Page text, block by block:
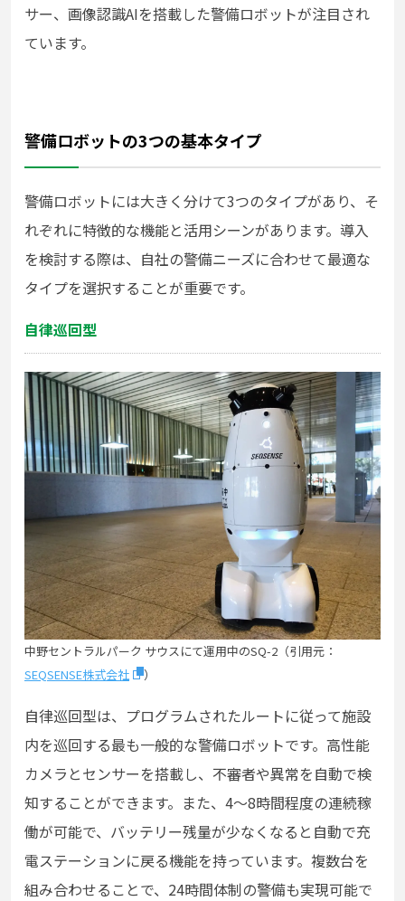
サー、画像認識AIを搭載した警備ロボットが注目され
ています。
警備ロボットの3つの基本タイプ
警備ロボットには大きく分けて3つのタイプがあり、そ
れぞれに特徴的な機能と活用シーンがあります。導入
を検討する際は、自社の警備ニーズに合わせて最適な
タイプを選択することが重要です。
自律巡回型
中野セントラルパーク サウスにて運用中のSQ-2（引用元：
SEQSENSE株式会社
）
自律巡回型は、プログラムされたルートに従って施設
内を巡回する最も一般的な警備ロボットです。高性能
カメラとセンサーを搭載し、不審者や異常を自動で検
知することができます。また、4〜8時間程度の連続稼
働が可能で、バッテリー残量が少なくなると自動で充
電ステーションに戻る機能を持っています。複数台を
組み合わせることで、24時間体制の警備も実現可能で